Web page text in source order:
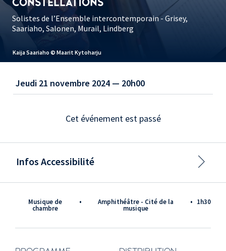
Kaija Saariaho © Maarit Kytoharju
CONSTELLATIONS
Solistes de l’Ensemble intercontemporain - Grisey,
Saariaho, Salonen, Murail, Lindberg
Musique de
chambre
• Amphithéâtre - Cité de la
musique
• 1h30
Jeudi 21 novembre 2024 — 20h00
Cet événement est passé
Infos Accessibilité